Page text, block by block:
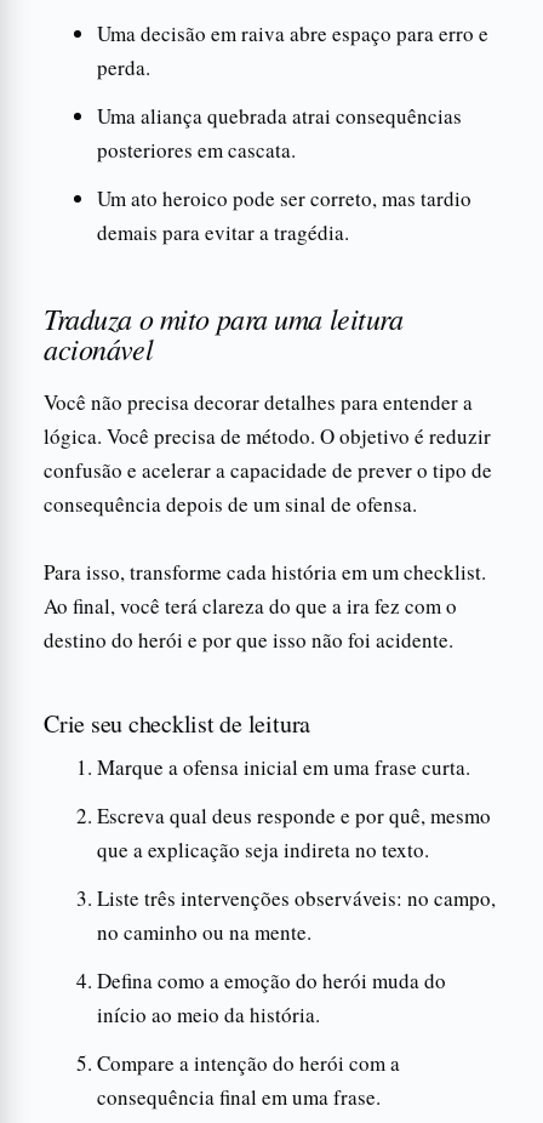
Uma decisão em raiva abre espaço para erro e
perda.
Uma aliança quebrada atrai consequências
posteriores em cascata.
Um ato heroico pode ser correto, mas tardio
demais para evitar a tragédia.
Traduza o mito para uma leitura
acionável
Você não precisa decorar detalhes para entender a
lógica. Você precisa de método. O objetivo é reduzir
confusão e acelerar a capacidade de prever o tipo de
consequência depois de um sinal de ofensa.
Para isso, transforme cada história em um checklist.
Ao final, você terá clareza do que a ira fez com o
destino do herói e por que isso não foi acidente.
Crie seu checklist de leitura
Marque a ofensa inicial em uma frase curta.
Escreva qual deus responde e por quê, mesmo
que a explicação seja indireta no texto.
Liste três intervenções observáveis: no campo,
no caminho ou na mente.
Defina como a emoção do herói muda do
início ao meio da história.
Compare a intenção do herói com a
consequência final em uma frase.